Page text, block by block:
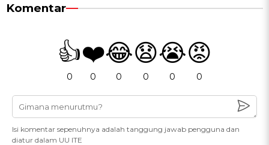
Komentar
👍
0
❤️
0
😂
0
😧
0
😭
0
😡
0
Isi komentar sepenuhnya adalah tanggung jawab pengguna dan
diatur dalam UU ITE